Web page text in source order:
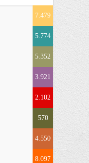
7.479
5.774
5.352
3.921
2.102
570
4.550
8.097